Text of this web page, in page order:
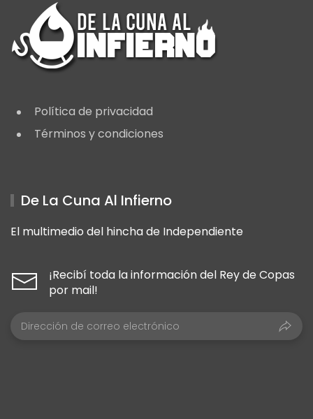
Política de privacidad
Términos y condiciones
De La Cuna Al Infierno
El multimedio del hincha de Independiente
¡Recibí toda la información del Rey de Copas
por mail!